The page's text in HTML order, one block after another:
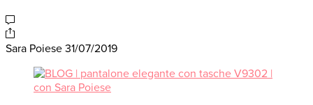
Sara Poiese 31/07/2019